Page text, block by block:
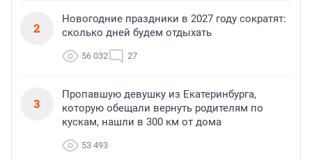
2
Новогодние праздники в 2027 году сократят:
сколько дней будем отдыхать
56 032 27
3
Пропавшую девушку из Екатеринбурга,
которую обещали вернуть родителям по
кускам, нашли в 300 км от дома
53 493